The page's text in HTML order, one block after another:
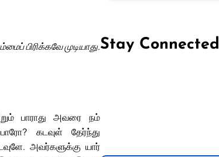
பிரிக்கவே முடியாது.
பாராது அவரை நம்
கடவுள் தேர்ந்து
அவர்களுக்கு யார்
Stay Connected